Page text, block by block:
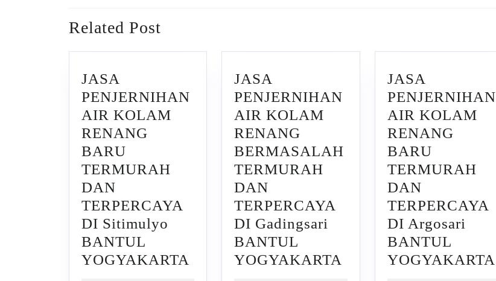
post:
Related Post
JASA
PENJERNIHAN
AIR KOLAM
RENANG
BARU
TERMURAH
DAN
TERPERCAYA
DI Sitimulyo
BANTUL
YOGYAKARTA
JASA
PENJERNIHAN
AIR KOLAM
RENANG
BERMASALAH
TERMURAH
DAN
TERPERCAYA
DI Gadingsari
BANTUL
YOGYAKARTA
JASA
PENJERNIHAN
AIR KOLAM
RENANG
BARU
TERMURAH
DAN
TERPERCAYA
DI Argosari
BANTUL
YOGYAKARTA